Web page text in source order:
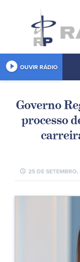
play_circle_filled OUVIR RÁDIO
Governo
processo
schedule 25 DE